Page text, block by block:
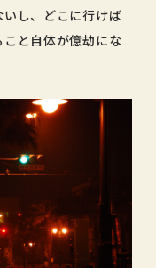
し、どこに行けば
と自体が億劫にな